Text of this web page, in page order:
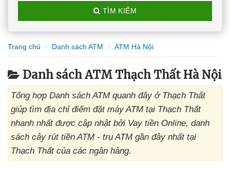
TÌM KIẾM
Trang chủ Danh sách ATM ATM Hà Nội
Danh sách ATM Thạch Thất Hà Nội
Tổng hợp Danh sách ATM quanh đây ở Thạch Thất
giúp tìm địa chỉ điểm đặt máy ATM tại Thạch Thất
nhanh nhất được cập nhật bởi Vay tiền Online, danh
sách cây rút tiền ATM - trụ ATM gần đây nhất tại
Thạch Thất của các ngân hàng.